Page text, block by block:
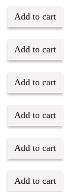
Add to cart
Add to cart
Add to cart
Add to cart
Add to cart
Add to cart